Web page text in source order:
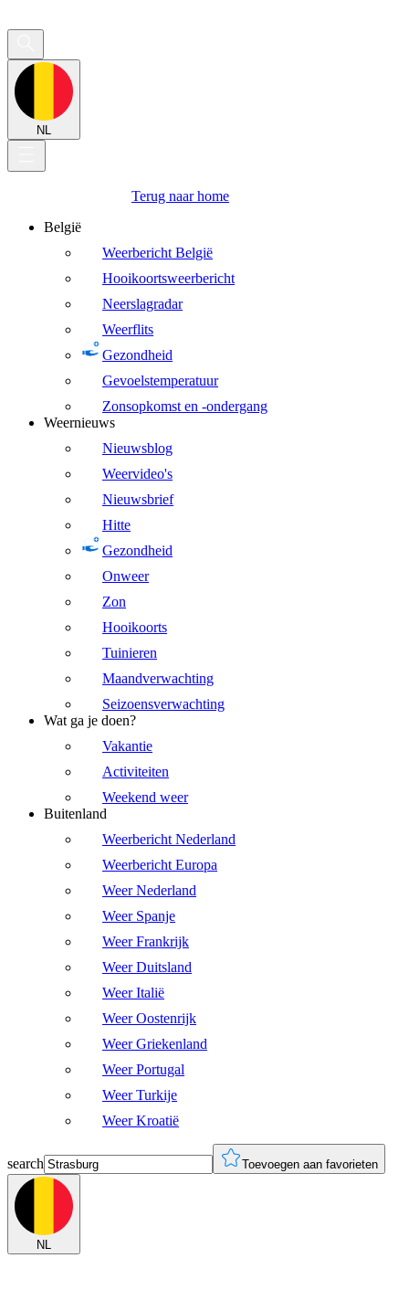
NL
Terug naar home
België
Weerbericht België
Hooikoortsweerbericht
Neerslagradar
Weerflits
Gezondheid
Gevoelstemperatuur
Zonsopkomst en -ondergang
Weernieuws
Nieuwsblog
Weervideo's
Nieuwsbrief
Hitte
Gezondheid
Onweer
Zon
Hooikoorts
Tuinieren
Maandverwachting
Seizoensverwachting
Wat ga je doen?
Vakantie
Activiteiten
Weekend weer
Buitenland
Weerbericht Nederland
Weerbericht Europa
Weer Nederland
Weer Spanje
Weer Frankrijk
Weer Duitsland
Weer Italië
Weer Oostenrijk
Weer Griekenland
Weer Portugal
Weer Turkije
Weer Kroatië
search Toevoegen aan favorieten
NL